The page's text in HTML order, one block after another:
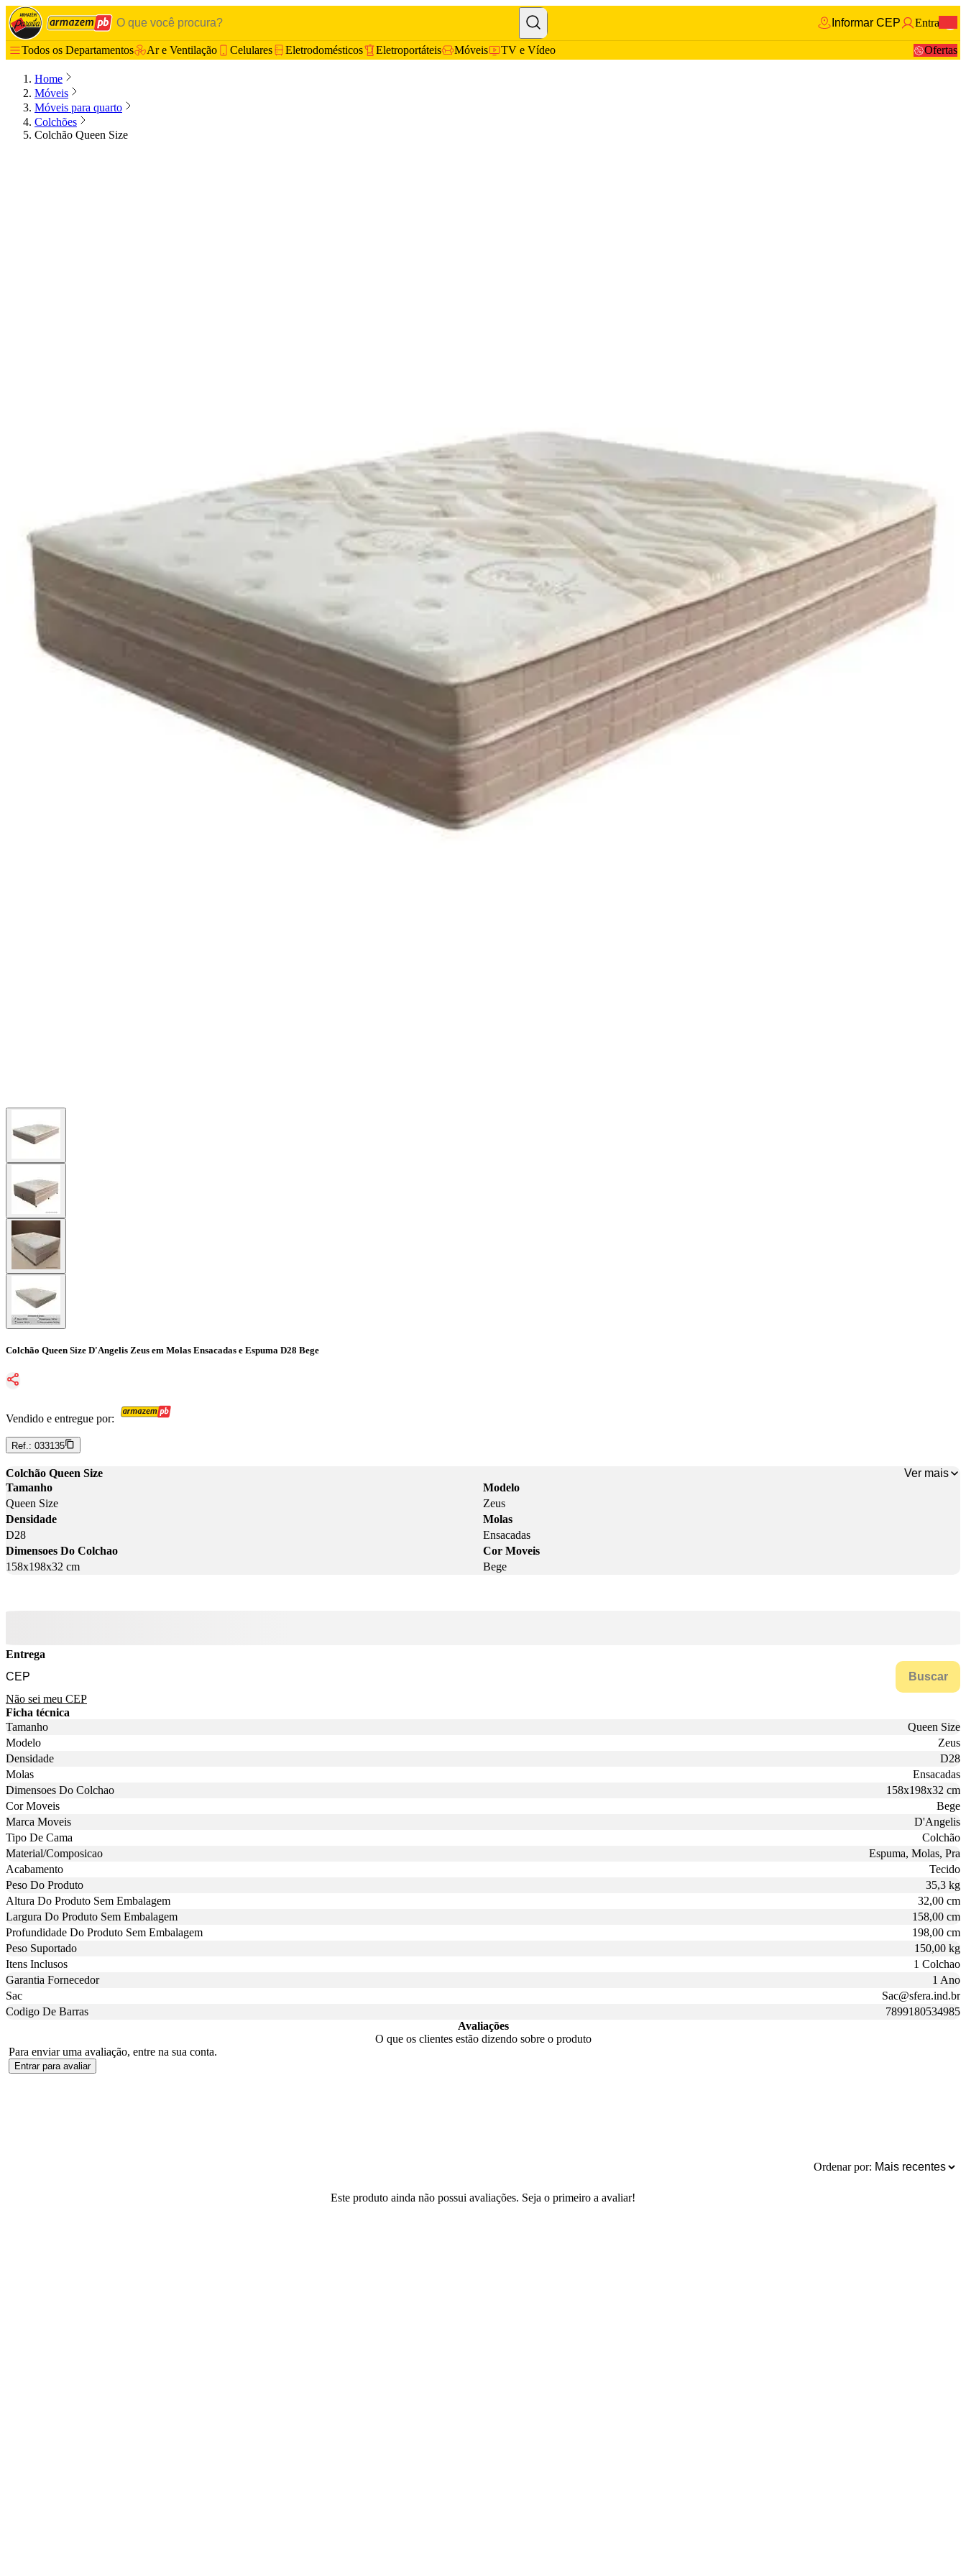
Informar CEP Entrar
Todos os Departamentos Ar e Ventilação Celulares Eletrodomésticos Eletroportáteis Móveis TV e Vídeo Ofertas
Home
Móveis
Móveis para quarto
Colchões
Colchão Queen Size
Colchão Queen Size D'Angelis Zeus em Molas Ensacadas e Espuma D28 Bege
Vendido e entregue por:
Ref.: 033135
Colchão Queen Size
Ver mais
Tamanho
Queen Size
Modelo
Zeus
Densidade
D28
Molas
Ensacadas
Dimensoes Do Colchao
158x198x32 cm
Cor Moveis
Bege
Entrega
Buscar
Não sei meu CEP
Ficha técnica
Tamanho
Queen Size
Modelo
Zeus
Densidade
D28
Molas
Ensacadas
Dimensoes Do Colchao
158x198x32 cm
Cor Moveis
Bege
Marca Moveis
D'Angelis
Tipo De Cama
Colchão
Material/Composicao
Espuma, Molas, Pra
Acabamento
Tecido
Peso Do Produto
35,3 kg
Altura Do Produto Sem Embalagem
32,00 cm
Largura Do Produto Sem Embalagem
158,00 cm
Profundidade Do Produto Sem Embalagem
198,00 cm
Peso Suportado
150,00 kg
Itens Inclusos
1 Colchao
Garantia Fornecedor
1 Ano
Sac
Sac@sfera.ind.br
Codigo De Barras
7899180534985
Avaliações
O que os clientes estão dizendo sobre o produto
Para enviar uma avaliação, entre na sua conta.
Entrar para avaliar
Ordenar por:
Este produto ainda não possui avaliações. Seja o primeiro a avaliar!